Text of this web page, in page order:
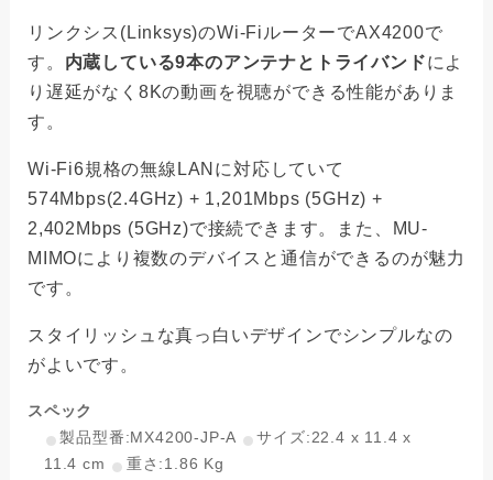
リンクシス(Linksys)のWi-FiルーターでAX4200で
す。 内蔵している9本のアンテナとトライバンドによ
り遅延がなく8Kの動画を視聴ができる性能がありま
す。
Wi-Fi6規格の無線LANに対応していて
574Mbps(2.4GHz) + 1,201Mbps (5GHz) +
2,402Mbps (5GHz)で接続できます。また、MU-
MIMOにより複数のデバイスと通信ができるのが魅力
です。
スタイリッシュな真っ白いデザインでシンプルなの
がよいです。
スペック
製品型番:MX4200-JP-A
サイズ:22.4 x 11.4 x
11.4 cm
重さ:1.86 Kg